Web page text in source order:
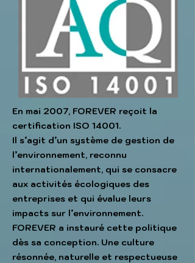
En mai 2007, FOREVER reçoit la
certification ISO 14001.
Il s’agit d’un système de gestion de
l’environnement, reconnu
internationalement, qui se consacre
aux activités écologiques des
entreprises et qui évalue leurs
impacts sur l’environnement.
FOREVER a instauré cette politique
dès sa conception. Une culture
résonnée, naturelle et respectueuse